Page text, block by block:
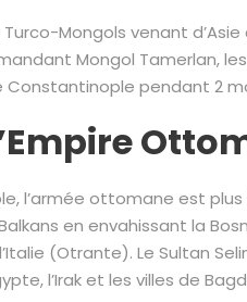
Mongols venant
Mongol Tamerlan,
pendant 2
l’armée ottomane est
en envahissant la
(Otrante). Le Sultan
l’Irak et les villes de